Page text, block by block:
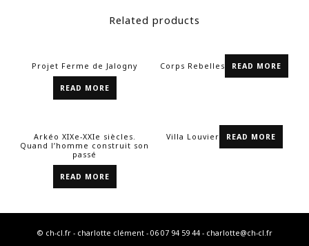
Related products
Projet Ferme de Jalogny
READ MORE
Corps Rebelles READ MORE
Arkéo XIXe-XXIe siècles.
Quand l’homme construit son
passé
READ MORE
Villa Louvier READ MORE
© ch-cl.fr - charlotte clément - 06 07 94 59 44 - charlotte@ch-cl.fr